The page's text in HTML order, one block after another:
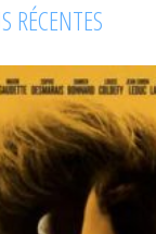
RÉCENTES